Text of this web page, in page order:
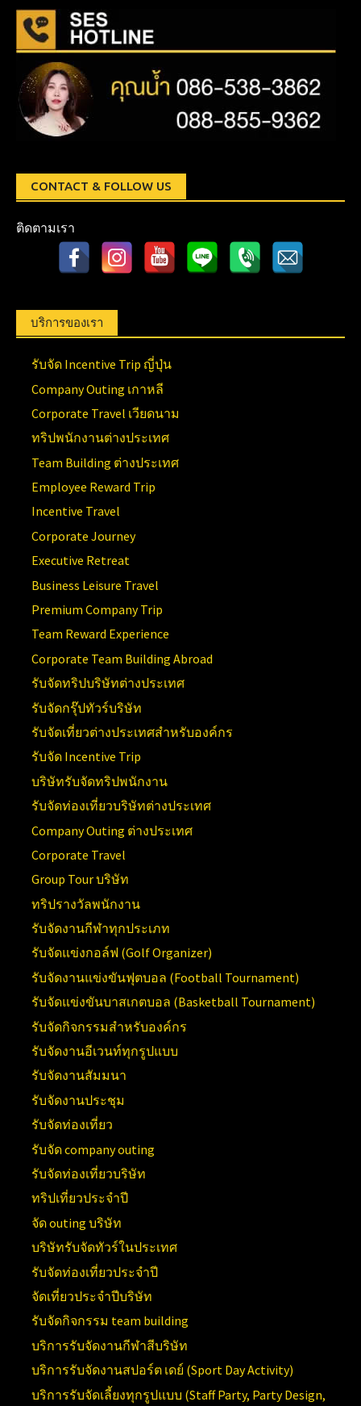
CONTACT & FOLLOW US
ติดตามเรา
บริการของเรา
รับจัด Incentive Trip ญี่ปุ่น
Company Outing เกาหลี
Corporate Travel เวียดนาม
ทริปพนักงานต่างประเทศ
Team Building ต่างประเทศ
Employee Reward Trip
Incentive Travel
Corporate Journey
Executive Retreat
Business Leisure Travel
Premium Company Trip
Team Reward Experience
Corporate Team Building Abroad
รับจัดทริปบริษัทต่างประเทศ
รับจัดกรุ๊ปทัวร์บริษัท
รับจัดเที่ยวต่างประเทศสำหรับองค์กร
รับจัด Incentive Trip
บริษัทรับจัดทริปพนักงาน
รับจัดท่องเที่ยวบริษัทต่างประเทศ
Company Outing ต่างประเทศ
Corporate Travel
Group Tour บริษัท
ทริปรางวัลพนักงาน
รับจัดงานกีฬาทุกประเภท
รับจัดแข่งกอล์ฟ (Golf Organizer)
รับจัดงานแข่งขันฟุตบอล (Football Tournament)
รับจัดแข่งขันบาสเกตบอล (Basketball Tournament)
รับจัดกิจกรรมสำหรับองค์กร
รับจัดงานอีเวนท์ทุกรูปแบบ
รับจัดงานสัมมนา
รับจัดงานประชุม
รับจัดท่องเที่ยว
รับจัด company outing
รับจัดท่องเที่ยวบริษัท
ทริปเที่ยวประจำปี
จัด outing บริษัท
บริษัทรับจัดทัวร์ในประเทศ
รับจัดท่องเที่ยวประจำปี
จัดเที่ยวประจำปีบริษัท
รับจัดกิจกรรม team building
บริการรับจัดงานกีฬาสีบริษัท
บริการรับจัดงานสปอร์ต เดย์ (Sport Day Activity)
บริการรับจัดเลี้ยงทุกรูปแบบ (Staff Party, Party Design,